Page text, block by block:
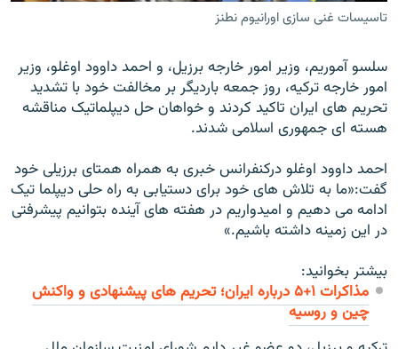
زبان‌های دیگر
تاسیسات غنی سازی اورانیوم نطنز
سلسو آموريم، وزير امور خارجه برزيل، و احمد داوود اوغلو، وزير
امور خارجه ترکيه، روز جمعه بارديگر بر مخالفت خود با تشديد
تحريم های ايران تاکید کردند و خواهان حل ديپلماتيک مناقشه
هسته ای جمهوری اسلامی شدند.
احمد داوود اوغلو درکنفرانس خبری به همراه همتای برزيلی خود
گفت:«ما به تلاش های خود برای دستيابی به راه حلی ديپلما تيک
ادامه می دهيم و اميدواريم در هفته های آينده بتوانيم پيشرفتی
در اين زمينه داشته باشيم.»
بیشتر بخوانید:
مذاکرات ۱+۵ درباره ايران؛ تحریم های پیشنهادی و واکنش
چین و روسیه